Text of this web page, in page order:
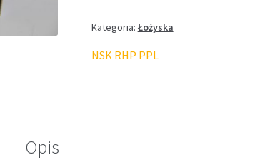
Kategoria: Łożyska
NSK RHP PPL
Opis